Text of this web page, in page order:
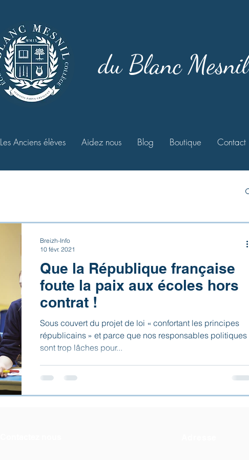
du Blanc Mesnil
Les Anciens élèves Aidez nous Blog Boutique Contact
Que la République française
foute la paix aux écoles hors
contrat !
Sous couvert du projet de loi « confortant les principes
républicains » et parce que nos responsables politiques
sont trop lâches pour...
Breizh-Info
10 févr. 2021